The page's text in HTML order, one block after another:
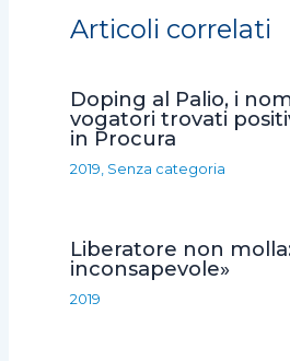
b
o
k
t
r
s
p
p
l
i
i
Articoli correlati
Doping al Palio, i
vogatori trovati
in Procura
2019 Senza categoria
Liberatore non
inconsapevole»
2019